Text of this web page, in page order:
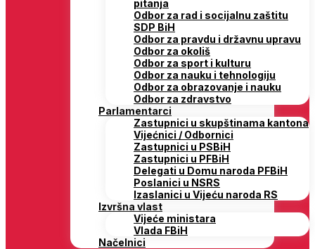
pitanja
Odbor za rad i socijalnu zaštitu
SDP BiH
Odbor za pravdu i državnu upravu
Odbor za okoliš
Odbor za sport i kulturu
Odbor za nauku i tehnologiju
Odbor za obrazovanje i nauku
Odbor za zdravstvo
Parlamentarci
Zastupnici u skupštinama kantona
Vijećnici / Odbornici
Zastupnici u PSBiH
Zastupnici u PFBiH
Delegati u Domu naroda PFBiH
Poslanici u NSRS
Izaslanici u Vijeću naroda RS
Izvršna vlast
Vijeće ministara
Vlada FBiH
Načelnici